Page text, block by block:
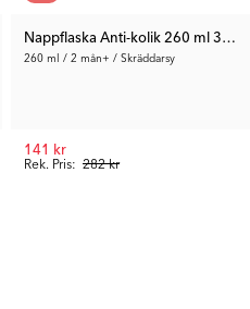
Nappflaska Anti-kolik 260 ml 3-
260 ml / 2 mån+ / Skräddarsy
Rek. Pris: 282 kr
141 kr